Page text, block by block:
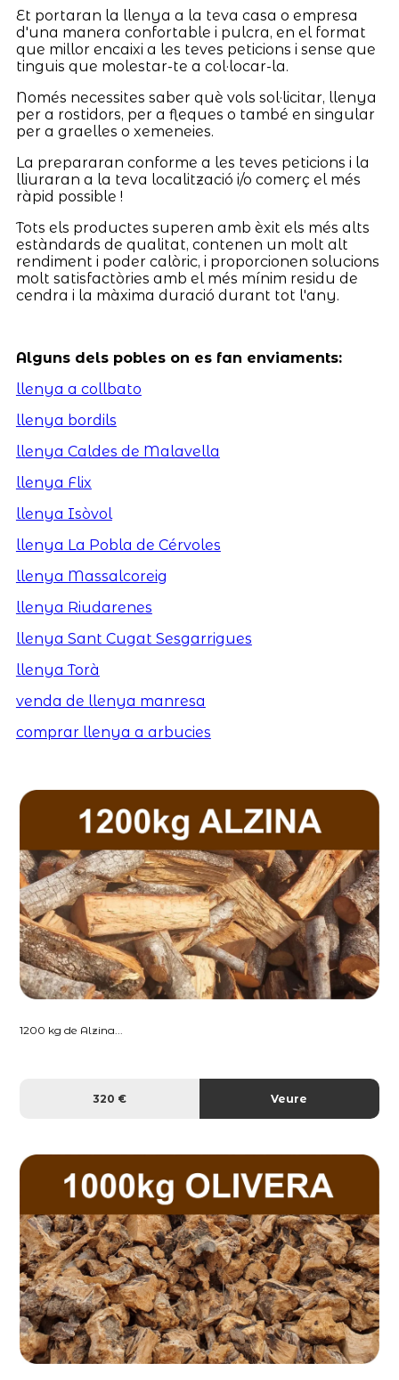
Et portaran la llenya a la teva casa o empresa
d'una manera confortable i pulcra, en el format
que millor encaixi a les teves peticions i sense que
tinguis que molestar-te a col·locar-la.
Només necessites saber què vols sol·licitar, llenya
per a rostidors, per a fleques o també en singular
per a graelles o xemeneies.
La prepararan conforme a les teves peticions i la
lliuraran a la teva localització i/o comerç el més
ràpid possible !
Tots els productes superen amb èxit els més alts
estàndards de qualitat, contenen un molt alt
rendiment i poder calòric, i proporcionen solucions
molt satisfactòries amb el més mínim residu de
cendra i la màxima duració durant tot l'any.
Alguns dels pobles on es fan enviaments:
llenya a collbato
llenya bordils
llenya Caldes de Malavella
llenya Flix
llenya Isòvol
llenya La Pobla de Cérvoles
llenya Massalcoreig
llenya Riudarenes
llenya Sant Cugat Sesgarrigues
llenya Torà
venda de llenya manresa
comprar llenya a arbucies
1200 kg de Alzina...
320 € Veure